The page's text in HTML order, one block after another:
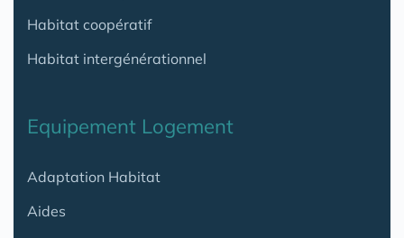
Habitat coopératif
Habitat intergénérationnel
Equipement Logement
Adaptation Habitat
Aides